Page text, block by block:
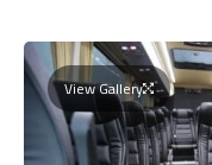
View Gallery